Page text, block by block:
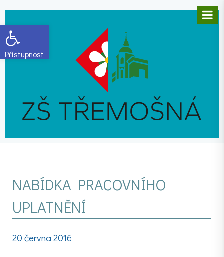
Open toolbar
NABÍDKA PRACOVNÍHO
UPLATNĚNÍ
20 června 2016